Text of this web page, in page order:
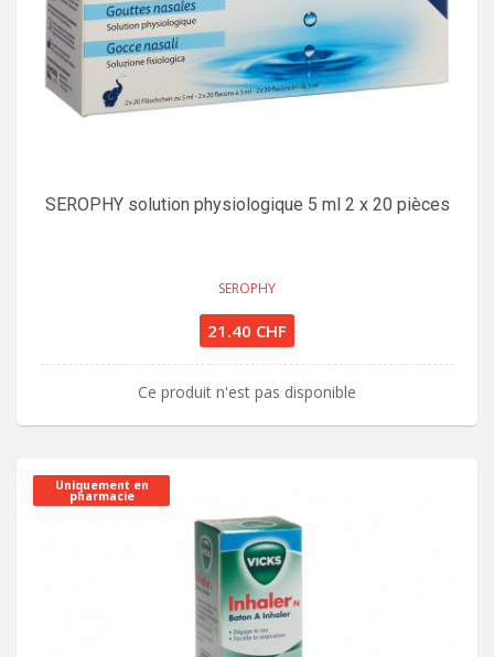
SEROPHY solution physiologique 5 ml 2 x 20 pièces
SEROPHY
21.40 CHF
Ce produit n'est pas disponible
Uniquement en
pharmacie